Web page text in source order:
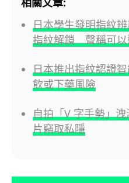
日本學生發明指紋
指紋解鎖 聲稱可以
日本推出指紋認證
飲或下藥風險
自拍「V 字手勢」
片竊取私隱